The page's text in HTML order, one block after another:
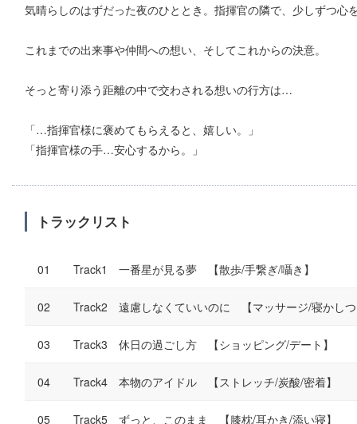
気晴らしのはずだった夜のひととき。指揮官の隣で、少しずつ心
これまでの出来事や仲間への想い、そしてこれからの決意。
そっと寄り添う距離の中で交わされる想いの行方は…
「…指揮官様に褒めてもらえると、嬉しい。」
「指揮官様の手…安心するから。」
トラックリスト
Track1 一番星が見る夢 【散歩/手繋ぎ/囁き】
Track2 遠慮しなくていいのに 【マッサージ/寝かし
Track3 休日の過ごし方 【ショッピング/デート】
Track4 本物のアイドル 【ストレッチ/炭酸/密着】
Track5 ずっと、このまま 【膝枕/耳かき/添い寝】